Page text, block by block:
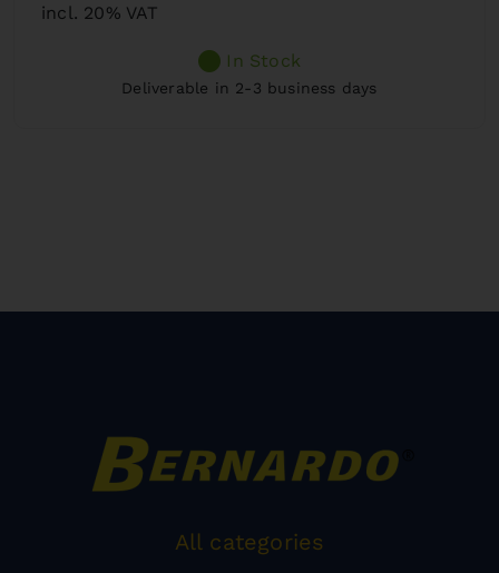
incl. 20% VAT
In Stock
Deliverable in 2-3 business days
All categories